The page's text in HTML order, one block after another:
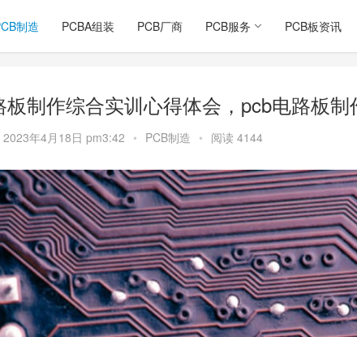
制造 PCBA组装 PCB厂商 PCB服务 PCB板资讯
板制作综合实训心得体会，pcb电路板制
2023年4月18日 pm3:42 • PCB制造 • 阅读 4144